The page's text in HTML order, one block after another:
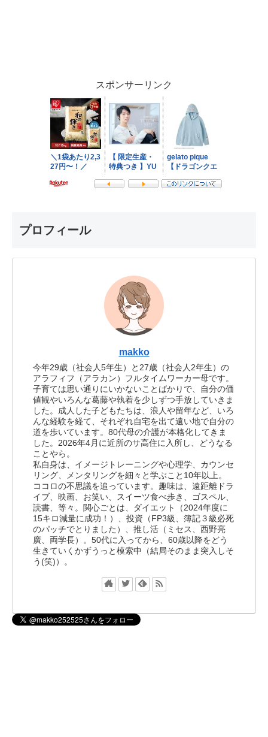
スポンサーリンク
プロフィール
makko
今年29歳（社会人5年生）と27歳（社会人2年生）の
アラフィフ（アラカン）フルタイムワーカー母です。
子育ては思い通りにいかないことばかりで、自分の価
値観やいろんな葛藤や執着を少しずつ手放していきま
した。成人した子どもたちは、浪人や留年など、いろ
んな経験を経て、それぞれ自宅を出て遠い地で自分の
道を歩いています。80代母の介護が本格化してきま
した。2026年4月に近所のサ高住に入所し、どうなる
ことやら。
私自身は、イメージトレーニングや心理学、カウンセ
リング、メンタリングを細々と学ぶこと10年以上。
ココロの不思議を追っています。趣味は、遠距離ドラ
イブ、映画、お笑い、スイーツ食べ歩き、ゴスペル、
読書、等々。関心ごとは、ダイエット（2024年度に
15キロ減量に成功！）、投資（FP3級、簿記３級必死
のパッチでとりました）、推し活（ミセス、西野亮
廣、両学長）。50代に入ってから、60歳以降をどう
生きていくかずうっと模索中（結局そのまま突入しそ
う(笑)）。